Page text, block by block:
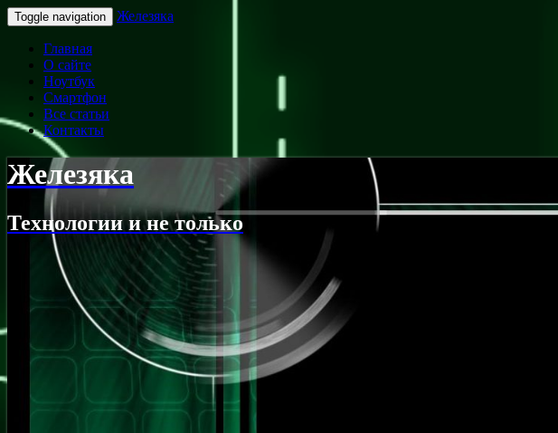
Toggle navigation Железяка
Главная
О сайте
Ноутбук
Смартфон
Все статьи
Контакты
Железяка
Технологии и не только